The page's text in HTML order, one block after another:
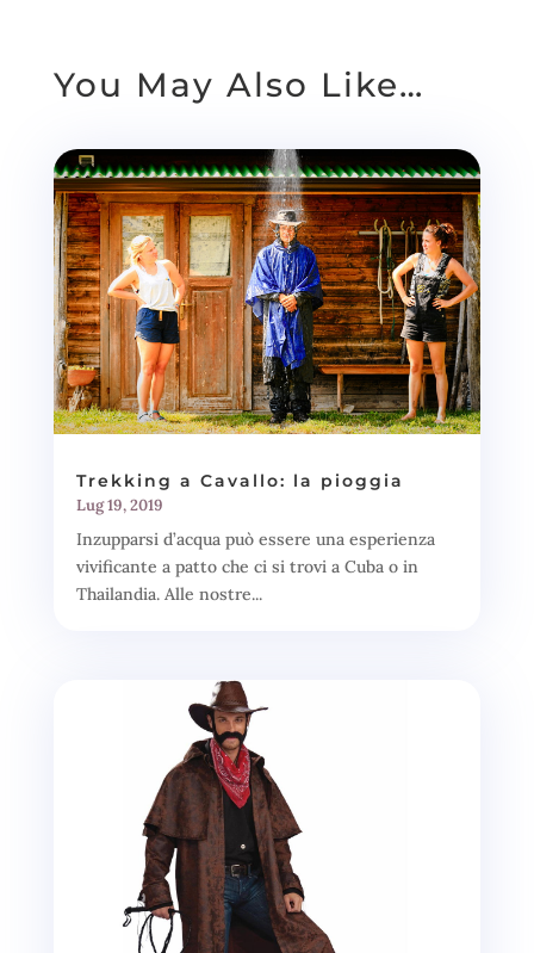
You May Also Like…
Trekking a Cavallo: la pioggia
Lug 19, 2019
Inzupparsi d’acqua può essere una esperienza
vivificante a patto che ci si trovi a Cuba o in
Thailandia. Alle nostre...